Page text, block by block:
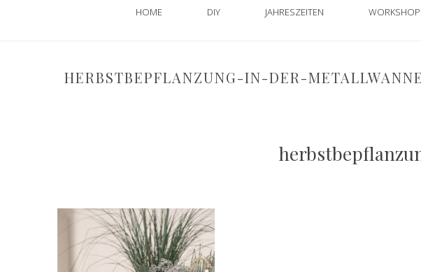
HOME DIY JAHRESZEITEN
HERBSTBEPFLANZUNG-IN-DER-